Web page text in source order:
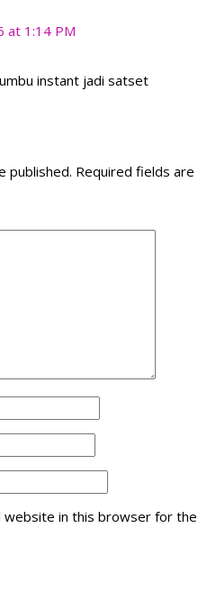
at 1:14 PM
instant jadi satset
published. Required fields are
website in this browser for the